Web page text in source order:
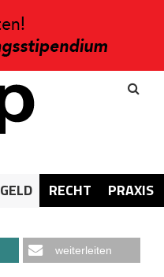
GELD RECHT PRAXIS
weiterleiten